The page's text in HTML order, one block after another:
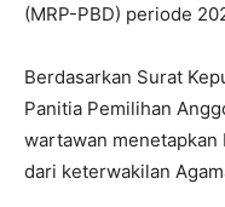
(MRP-PBD) periode
Berdasarkan Surat
Panitia Pemilihan
wartawan menetapkan
dari keterwakilan